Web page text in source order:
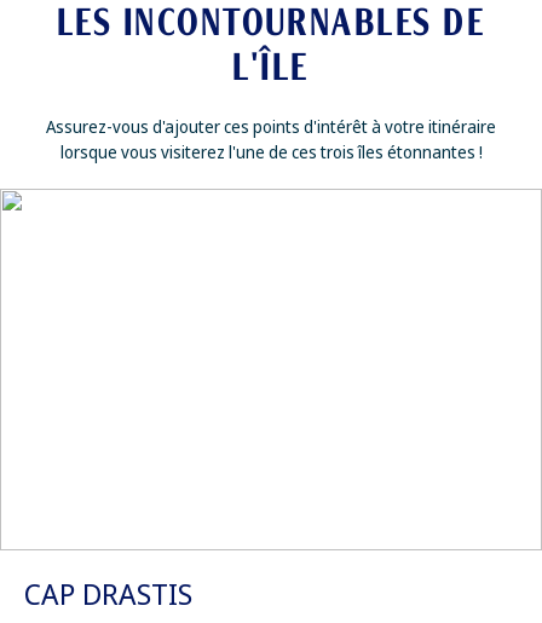
LES INCONTOURNABLES DE
L'ÎLE
Assurez-vous d'ajouter ces points d'intérêt à votre itinéraire
lorsque vous visiterez l'une de ces trois îles étonnantes !
CAP DRASTIS